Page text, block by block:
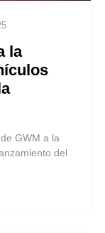
la
GWM a la
del